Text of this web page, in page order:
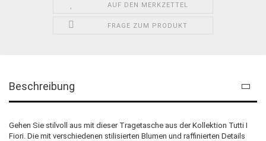
AUF DEN MERKZETTEL
FRAGE ZUM PRODUKT
Beschreibung
Gehen Sie stilvoll aus mit dieser Tragetasche aus der Kollektion Tutti I
Fiori. Die mit verschiedenen stilisierten Blumen und raffinierten Details